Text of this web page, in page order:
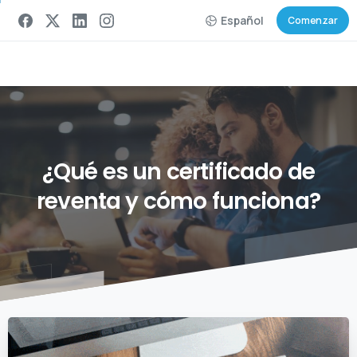
Español Comenzar
¿Quéesun certificadode
reventaycómofunciona?